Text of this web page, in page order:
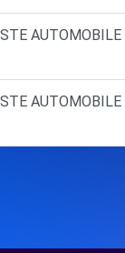
AUTOMOBILE
AUTOMOBILE